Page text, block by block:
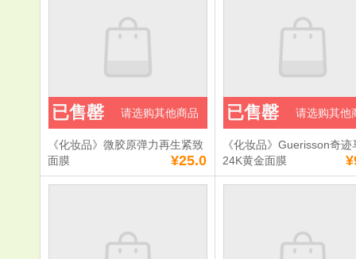
《化妆品》微胶原弹力再生紧致
面膜
¥25.0
已售罄 请选购其他商品
《化妆品》Guerisson奇迹
24K黄金面膜
已售罄 请选购其他